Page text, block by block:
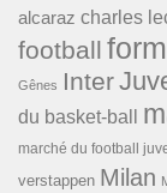
alcaraz charles
football
Gênes Inter
du basket-ball
marché du football
verstappen Milan